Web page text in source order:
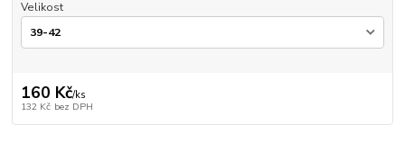
Velikost
160 Kč/ks
132 Kč bez DPH